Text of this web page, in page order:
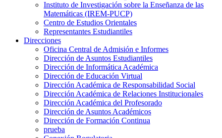
Instituto de Investigación sobre la Enseñanza de las
Matemáticas (IREM-PUCP)
Centro de Estudios Orientales
Representantes Estudiantiles
Direcciones
Oficina Central de Admisión e Informes
Dirección de Asuntos Estudiantiles
Dirección de Informática Académica
Dirección de Educación Virtual
Dirección Académica de Responsabilidad Social
Dirección Académica de Relaciones Institucionales
Dirección Académica del Profesorado
Dirección de Asuntos Académicos
Dirección de Formación Continua
prueba